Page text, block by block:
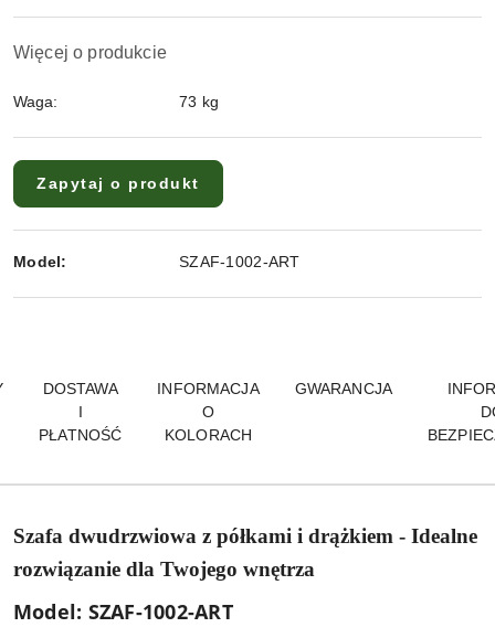
Więcej o produkcie
Waga: 73 kg
Zapytaj o produkt
Model: SZAF-1002-ART
DOSTAWA
I
PŁATNOŚĆ
INFORMACJA
O
KOLORACH
GWARANCJA
Szafa dwudrzwiowa z półkami i drążkiem - Idealne
rozwiązanie dla Twojego wnętrza
Model: SZAF-1002-ART